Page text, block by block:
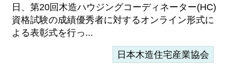
日、第20回木造ハウジングコーディネーター(HC)
資格試験の成績優秀者に対するオンライン形式に
よる表彰式を行っ...
日本木造住宅産業協会